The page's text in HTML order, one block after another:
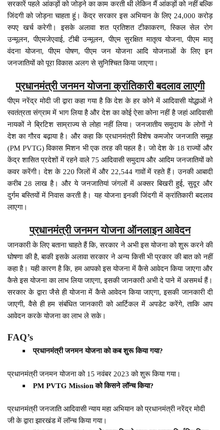
सरकारें पहले आंकड़ों को जोड़ने का काम करती थी लेकिन मैं आंकड़ों को नहीं बल्कि
जिंदगी को जोड़ना चाहता हूं। केंद्र सरकार इस अभियान के लिए 24,000 करोड़
रुपए खर्च करेगी। इसके अलावा शत प्रतिशत टीकाकरण, स्किल सेल रोग
उन्मूलन, पीएमजेएवाई, टीबी उन्मूलन, पीएम सुरक्षित मातृत्व योजना, पीएम मातृ
वंदना योजना, पीएम पोषण, पीएम जन योजना आदि योजनाओं के लिए इन
जनजातियों को पूरा विकास अलग से सुनिश्चित किया जाएगा।
प्रधानमंत्री जनमन योजना क्रांतिकारी बदलाव लाएगी
पीएम नरेंद्र मोदी जी द्वारा कहा गया है कि देश के हर कोने में आदिवासी योद्धाओं ने
स्वतंत्रता संग्राम में भाग लिया है और देश का कोई ऐसा कोना नहीं है जहां आदिवासी
नायकों ने ब्रिटिश साम्राज्य से लोहा नहीं लिया। जनजातीय समुदाय के लोगों ने
देश का गौरव बढ़ाया है। और कहा कि प्रधानमंत्री विशेष कमजोर जनजाति समूह
(PM PVTG) विकास मिशन भी एक तरह की पहल है। जो देश के 18 राज्यों और
केंद्र शासित प्रदेशों में रहने वाले 75 आदिवासी समुदाय और आदिम जनजातियों को
कवर करेंगी। देश के 220 जिलों में और 22,544 गावों में रहते हैं। उनकी आबादी
करीब 28 लाख है। और ये जनजातियां जंगलों में अक्सर बिखरी हुई, सुदूर और
दुर्गम बस्तियों में निवास करती है। यह योजना इनकी जिंदगी में क्रांतिकारी बदलाव
लाएगा।
प्रधानमंत्री जनमन योजना ऑनलाइन आवेदन
जानकारी के लिए बताना चाहते हैं कि, सरकार ने अभी इस योजना को शुरू करने की
घोषणा की है, बाकी इसके अलावा सरकार ने अन्य किसी भी प्रकार की बात को नहीं
कहा है। यही कारण है कि, हम आपको इस योजना में कैसे आवेदन किया जाएगा और
कैसे इस योजना का लाभ लिया जाएगा, इसकी जानकारी अभी दे पाने में असमर्थ हैं।
सरकार के द्वारा जैसे ही योजना में कैसे आवेदन किया जाएगा, इसकी जानकारी दी
जाएगी, वैसे ही हम संबंधित जानकारी को आर्टिकल में अपडेट करेंगे, ताकि आप
आवेदन करके योजना का लाभ ले सके।
FAQ’s
प्रधानमंत्री जनमन योजना को कब शुरू किया गया?
प्रधानमंत्री जनमन योजना को 15 नवंबर 2023 को शुरू किया गया।
PM PVTG Mission को किसने लॉन्च किया?
प्रधानमंत्री जनजाति आदिवासी न्याय महा अभियान को प्रधानमंत्री नरेंद्र मोदी
जी के द्वारा झारखंड में लॉन्च किया गया।